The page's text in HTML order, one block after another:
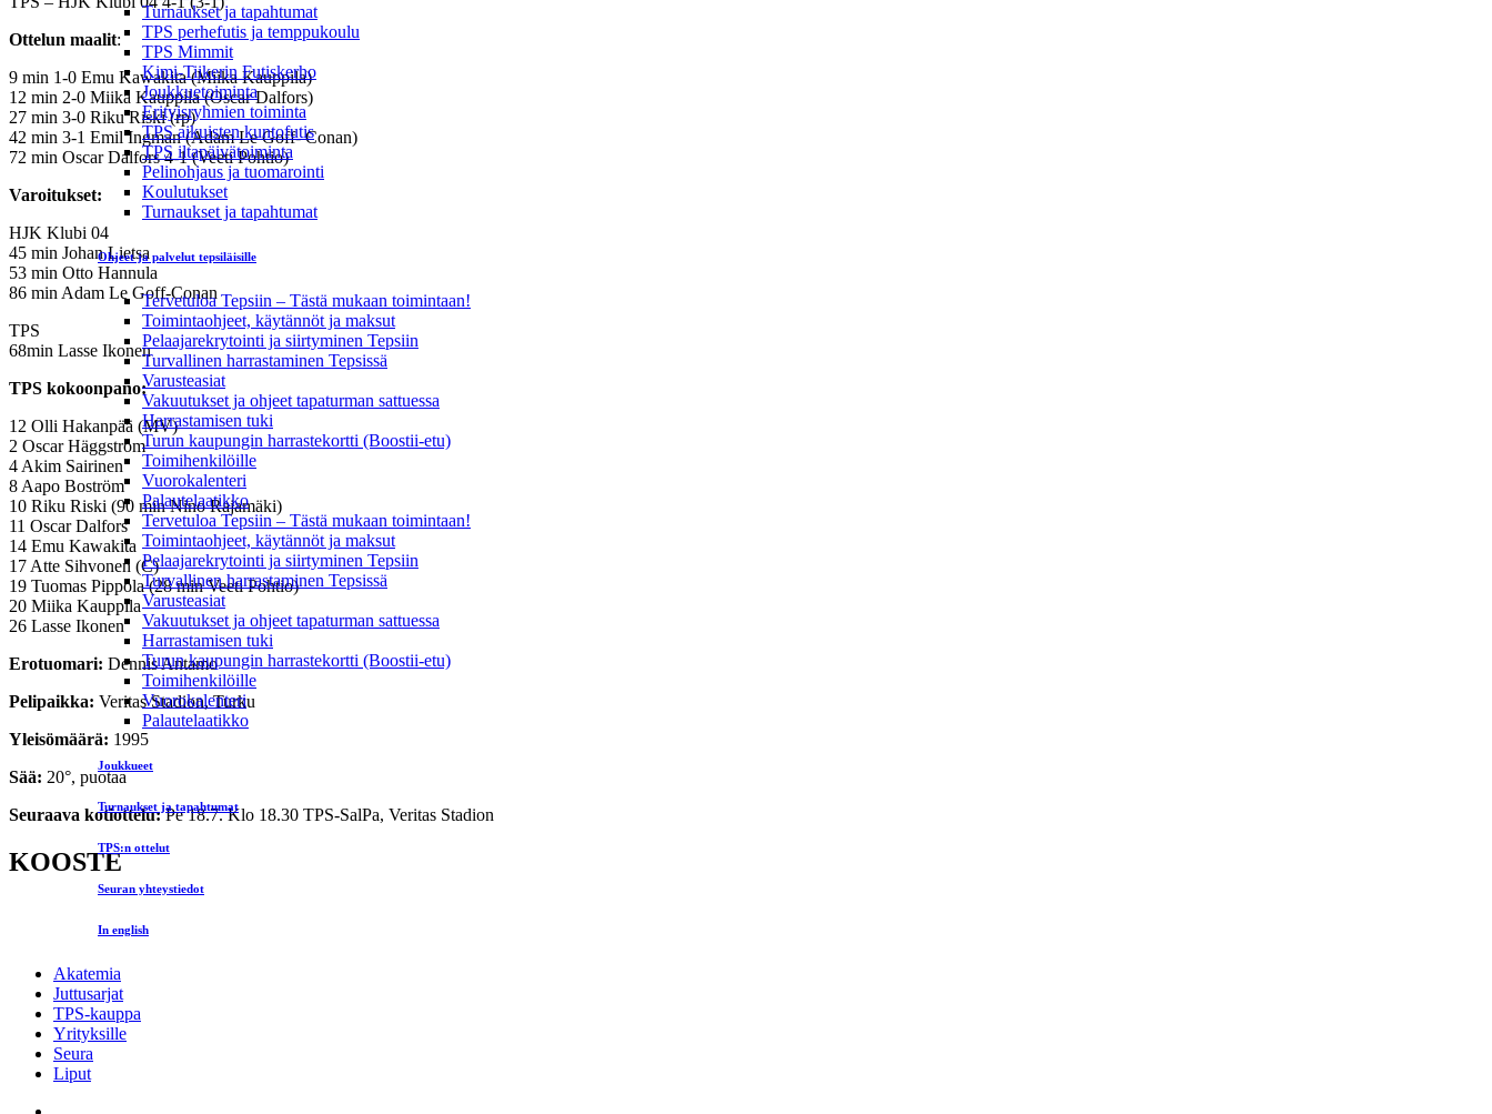
Turnaukset ja tapahtumat
TPS perhefutis ja temppukoulu
TPS Mimmit
Kimi-Tiikerin Futiskerho
Joukkuetoiminta
Erityisryhmien toiminta
TPS aikuisten kuntofutis
TPS iltapäivätoiminta
Pelinohjaus ja tuomarointi
Koulutukset
Turnaukset ja tapahtumat
Ohjeet ja palvelut tepsiläisille
Tervetuloa Tepsiin – Tästä mukaan toimintaan!
Toimintaohjeet, käytännöt ja maksut
Pelaajarekrytointi ja siirtyminen Tepsiin
Turvallinen harrastaminen Tepsissä
Varusteasiat
Vakuutukset ja ohjeet tapaturman sattuessa
Harrastamisen tuki
Turun kaupungin harrastekortti (Boostii-etu)
Toimihenkilöille
Vuorokalenteri
Palautelaatikko
Tervetuloa Tepsiin – Tästä mukaan toimintaan!
Toimintaohjeet, käytännöt ja maksut
Pelaajarekrytointi ja siirtyminen Tepsiin
Turvallinen harrastaminen Tepsissä
Varusteasiat
Vakuutukset ja ohjeet tapaturman sattuessa
Harrastamisen tuki
Turun kaupungin harrastekortti (Boostii-etu)
Toimihenkilöille
Vuorokalenteri
Palautelaatikko
Joukkueet
Turnaukset ja tapahtumat
TPS:n ottelut
Seuran yhteystiedot
In english
Akatemia
Juttusarjat
TPS-kauppa
Yrityksille
Seura
Liput
Ottelun maalit:
9 min 1-0 Emu Kawakita (Miika Kauppila)
12 min 2-0 Miika Kauppila (Oscar Dalfors)
27 min 3-0 Riku Riski (rp)
42 min 3-1 Emil Ingman (Adam Le Goff- Conan)
72 min Oscar Dalfors 4-1 (Veeti Pohtio)
Varoitukset:
HJK Klubi 04
45 min Johan Lietsa
53 min Otto Hannula
86 min Adam Le Goff-Conan
TPS
68min Lasse Ikonen
TPS kokoonpano:
12 Olli Hakanpää (MV)
2 Oscar Häggström
4 Akim Sairinen
8 Aapo Boström
10 Riku Riski (90 min Nino Rajamäki)
11 Oscar Dalfors
14 Emu Kawakita
17 Atte Sihvonen (C)
19 Tuomas Pippola (28 min Veeti Pohtio)
20 Miika Kauppila
26 Lasse Ikonen
Erotuomari: Dennis Antamo
Pelipaikka: Veritas Stadion, Turku
Yleisömäärä: 1995
Sää: 20°, puotaa
Seuraava kotiottelu:Pe 18.7. Klo 18.30 TPS-SalPa, Veritas Stadion
KOOSTE